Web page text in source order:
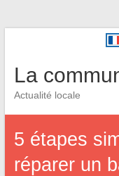
La
Actualité locale
5 étapes
réparer un